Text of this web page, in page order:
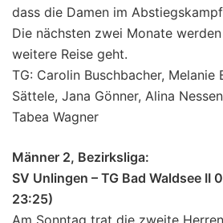
dass die Damen im
Die nächsten zwei Monate
weitere Reise geht.
TG: Carolin Buschbacher, Melanie
Sättele, Jana Gönner, Alina
Tabea Wagner
Männer 2, Bezirksliga:
SV Unlingen – TG Bad Waldsee II
23:25)
Am Sonntag trat die zweite